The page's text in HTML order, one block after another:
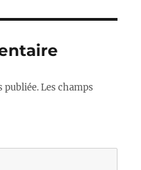
publiée. Les champs